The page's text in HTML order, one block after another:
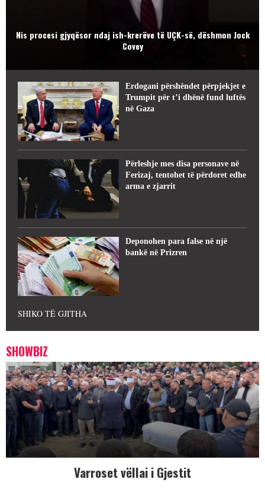
Nis procesi gjyqësor ndaj ish-krerëve të UÇK-së, dëshmon Jock
Covey
Erdogani përshëndet përpjekjet e
Trumpit për t’i dhënë fund luftës
në Gaza
Përleshje mes disa personave në
Ferizaj, tentohet të përdoret edhe
arma e zjarrit
Deponohen para false në një
bankë në Prizren
SHIKO TË GJITHA
SHOWBIZ
Varroset vëllai i Gjestit